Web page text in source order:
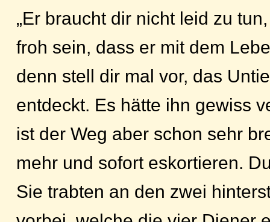
„Er braucht dir nicht leid zu
froh sein, dass er mit dem
denn stell dir mal vor, das
entdeckt. Es hätte ihn gewiss
ist der Weg aber schon sehr
mehr und sofort eskortieren.
Sie trabten an den zwei